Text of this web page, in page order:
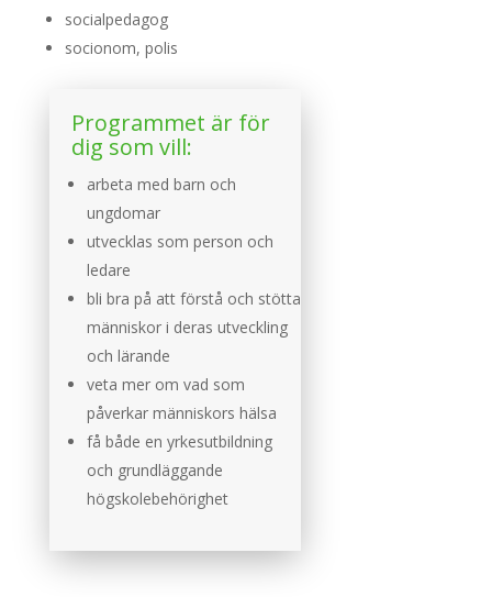
socialpedagog
socionom, polis
Programmet är för
dig som vill:
arbeta med barn och
ungdomar
utvecklas som person och
ledare
bli bra på att förstå och stötta
människor i deras utveckling
och lärande
veta mer om vad som
påverkar människors hälsa
få både en yrkesutbildning
och grundläggande
högskolebehörighet